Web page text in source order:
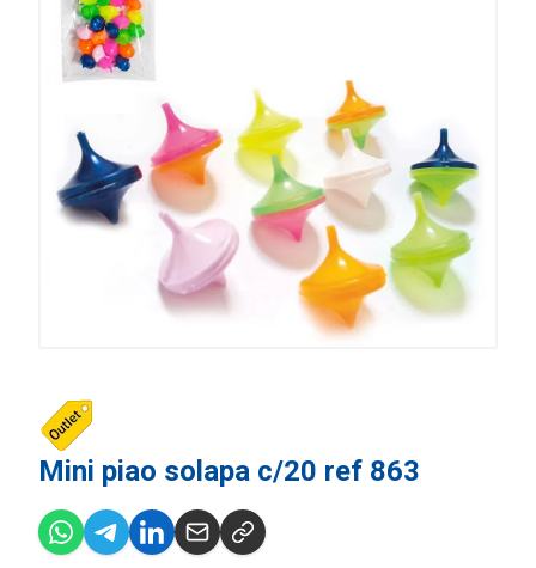
Mini piao solapa c/20 ref 863